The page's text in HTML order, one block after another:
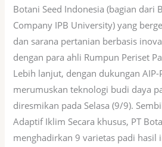
Botani Seed Indonesia (bagian dari
Company IPB University) yang
dan sarana pertanian berbasis
dengan para ahli Rumpun Periset
Lebih lanjut, dengan dukungan
merumuskan teknologi budi daya
diresmikan pada Selasa (9/9).
Adaptif Iklim Secara khusus, PT
menghadirkan 9 varietas padi hasil